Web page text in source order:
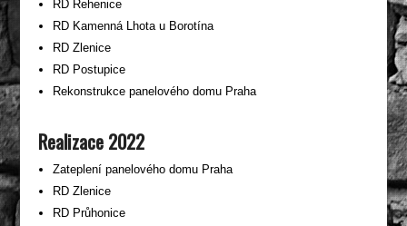
RD Řehenice
RD Kamenná Lhota u Borotína
RD Zlenice
RD Postupice
Rekonstrukce panelového domu Praha
Realizace 2022
Zateplení panelového domu Praha
RD Zlenice
RD Průhonice